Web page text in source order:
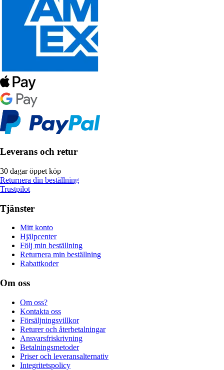
Leverans och retur
30 dagar öppet köp
Returnera din beställning
Trustpilot
Tjänster
Mitt konto
Hjälpcenter
Följ min beställning
Returnera min beställning
Rabattkoder
Om oss
Om oss?
Kontakta oss
Försäljningsvillkor
Returer och återbetalningar
Ansvarsfriskrivning
Betalningsmetoder
Priser och leveransalternativ
Integritetspolicy